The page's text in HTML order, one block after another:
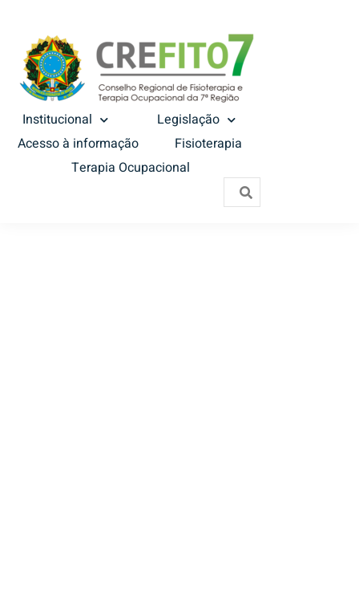
Institucional
Legislação
Acesso à informação
Fisioterapia
Terapia Ocupacional